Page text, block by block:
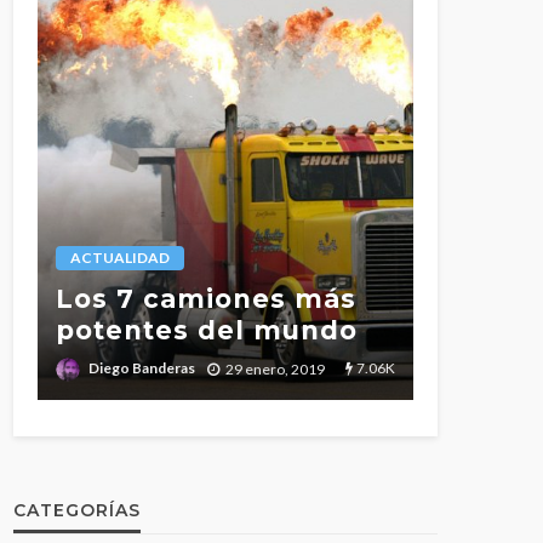
ACTUALIDAD
Los 7 camiones más
potentes del mundo
Diego Banderas 29 enero, 2019 7.06K
CATEGORÍAS